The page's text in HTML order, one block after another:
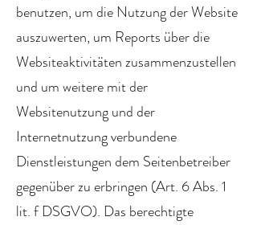
benutzen, um die Nutzung der Website
auszuwerten, um Reports über die
Websiteaktivitäten zusammenzustellen
und um weitere mit der
Websitenutzung und der
Internetnutzung verbundene
Dienstleistungen dem Seitenbetreiber
gegenüber zu erbringen (Art. 6 Abs. 1
lit. f DSGVO). Das berechtigte